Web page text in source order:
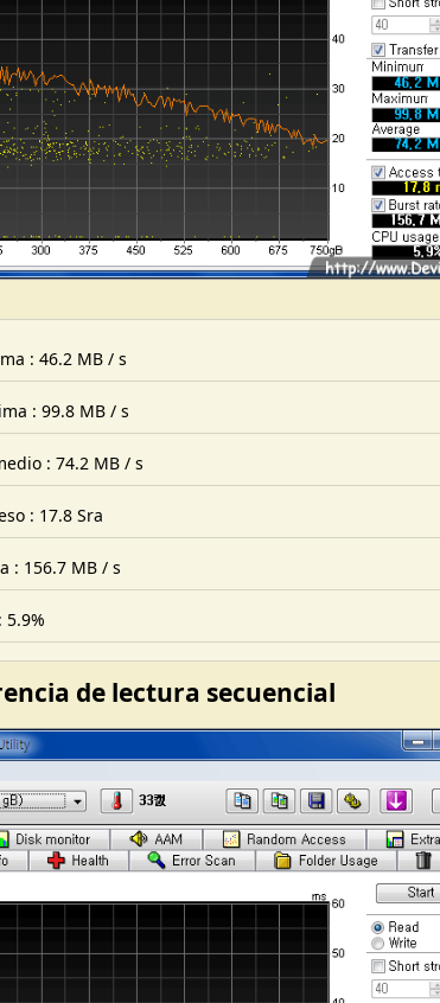
: 46.2 MB / s
: 99.8 MB / s
: 74.2 MB / s
: 17.8 Sra
: 156.7 MB / s
5.9%
de lectura secuencial